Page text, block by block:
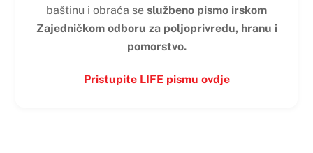
baštinu i obraća se službeno pismo irskom
Zajedničkom odboru za poljoprivredu, hranu i
pomorstvo.
Pristupite LIFE pismu ovdje